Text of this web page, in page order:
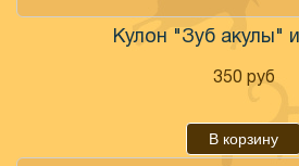
350 руб
В корзину